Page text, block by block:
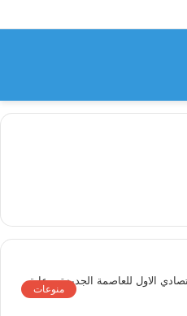
مضافة تعزز نجاح المشروعات
منوعات